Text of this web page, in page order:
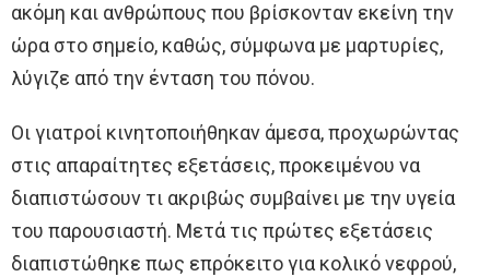
ακόμη και ανθρώπους που βρίσκονταν εκείνη την
ώρα στο σημείο, καθώς, σύμφωνα με μαρτυρίες,
λύγιζε από την ένταση του πόνου.
Οι γιατροί κινητοποιήθηκαν άμεσα, προχωρώντας
στις απαραίτητες εξετάσεις, προκειμένου να
διαπιστώσουν τι ακριβώς συμβαίνει με την υγεία
του παρουσιαστή. Μετά τις πρώτες εξετάσεις
διαπιστώθηκε πως επρόκειτο για κολικό νεφρού,